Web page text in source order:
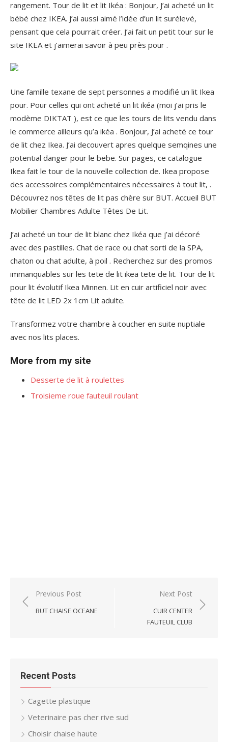
rangement. Tour de lit et lit Ikéa : Bonjour, J’ai acheté un lit
bébé chez IKEA. J’ai aussi aimé l’idée d’un lit surélevé,
pensant que cela pourrait créer. J’ai fait un petit tour sur le
site IKEA et j’aimerai savoir à peu près pour .
Une famille texane de sept personnes a modifié un lit Ikea
pour. Pour celles qui ont acheté un lit ikéa (moi j’ai pris le
modème DIKTAT ), est ce que les tours de lits vendu dans
le commerce ailleurs qu’a ikéa . Bonjour, J’ai acheté ce tour
de lit chez Ikea. J’ai decouvert apres quelque semqines une
potential danger pour le bebe. Sur pages, ce catalogue
Ikea fait le tour de la nouvelle collection de. Ikea propose
des accessoires complémentaires nécessaires à tout lit, .
Découvrez nos têtes de lit pas chère sur BUT. Accueil BUT
Mobilier Chambres Adulte Têtes De Lit.
J’ai acheté un tour de lit blanc chez Ikéa que j’ai décoré
avec des pastilles. Chat de race ou chat sorti de la SPA,
chaton ou chat adulte, à poil . Recherchez sur des promos
immanquables sur les tete de lit ikea tete de lit. Tour de lit
pour lit évolutif Ikea Minnen. Lit en cuir artificiel noir avec
tête de lit LED 2x 1cm Lit adulte.
Transformez votre chambre à coucher en suite nuptiale
avec nos lits places.
More from my site
Desserte de lit à roulettes
Troisieme roue fauteuil roulant
Post
navigation
Previous Post
BUT CHAISE OCEANE
Next Post
CUIR CENTER
FAUTEUIL CLUB
Recent Posts
Cagette plastique
Veterinaire pas cher rive sud
Choisir chaise haute